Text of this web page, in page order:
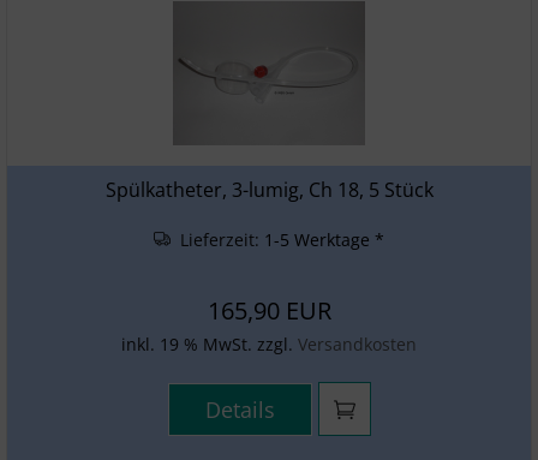
Spülkatheter, 3-lumig, Ch 18, 5 Stück
Lieferzeit: 1-5 Werktage *
165,90 EUR
inkl. 19 % MwSt. zzgl. Versandkosten
Details